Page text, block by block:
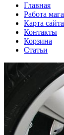
Главная
Работа
Карта сайта
Контакты
Корзина
Статьи